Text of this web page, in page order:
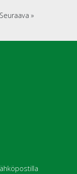
Seuraava »